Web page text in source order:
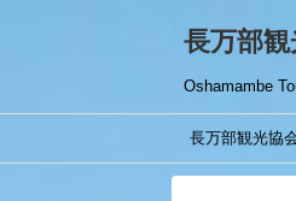
長万部
Oshamambe
長万部観光協